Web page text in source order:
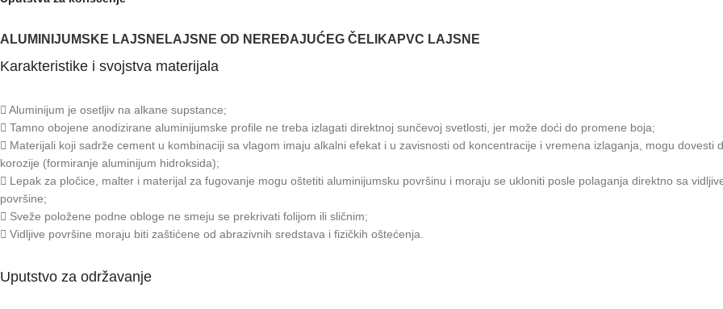
ALUMINIJUMSKE LAJSNE LAJSNE OD NEREĐAJUĆEG ČELIKA PVC LAJSNE
Karakteristike i svojstva materijala
Aluminijum je osetljiv na alkane supstance;
Tamno obojene anodizirane aluminijumske profile ne treba izlagati direktnoj sunčevoj svetlosti, jer može doći do promene boja;
Materijali koji sadrže cement u kombinaciji sa vlagom imaju alkalni efekat i u zavisnosti od koncentracije i vremena izlaganja, mogu dovesti
korozije (formiranje aluminijum hidroksida);
Lepak za pločice, malter i materijal za fugovanje mogu oštetiti aluminijumsku površinu i moraju se ukloniti posle polaganja direktno sa
površine;
Sveže položene podne obloge ne smeju se prekrivati folijom ili sličnim;
Vidljive površine moraju biti zaštićene od abrazivnih sredstava i fizičkih oštećenja.
Uputstvo za održavanje